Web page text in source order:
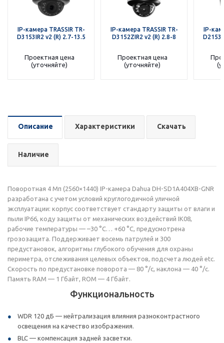
IP-камера TRASSIR TR-
D3153IR2 v2 (R) 2.7-13.5
Проектная цена
(уточняйте)
IP-камера TRASSIR TR-
D3152ZIR2 v2 (R) 2.8-8
Проектная цена
(уточняйте)
IP-
Описание Характеристики Скачать
Наличие
Поворотная 4 Мп (2560×1440) IP-камера Dahua DH-SD1A404XB-GNR
разработана с учетом условий круглогодичной уличной
эксплуатации: корпус соответствует стандарту защиты от влаги и
пыли IP66, коду защиты от механических воздействий IK08,
рабочие температуры — –30 °C… +60 °C, предусмотрена
грозозащита. Поддерживает восемь патрулей и 300
предустановок, алгоритмы глубокого обучения для охраны
периметра, отслеживания целевых объектов, подсчета людей etc.
Скорость по предустановке поворота — 80 °/с, наклона — 40 °/с.
Память RAM — 1 Гбайт, ROM — 4 Гбайт.
Функциональность
WDR 120 дБ — нейтрализация влияния разноконтрастного
освещения на качество изображения.
BLC — компенсация задней засветки.